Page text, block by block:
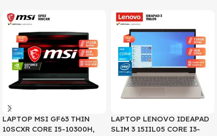
SALE
LAPTOP MSI GF63 THIN
10SCXR CORE I5-10300H,
LAPTOP LENOVO IDEAPAD
SLIM 3 15IIL05 CORE I3-